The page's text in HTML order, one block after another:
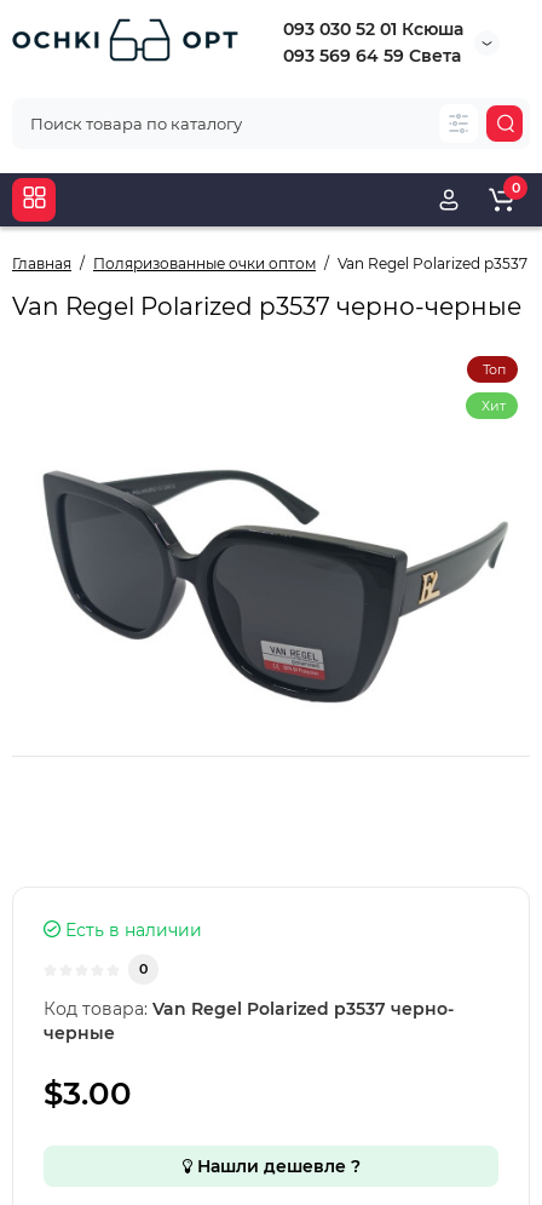
093 030 52 01 Ксюша
093 569 64 59 Света
0
Главная Поляризованные очки оптом Van Regel Polarized p3537
Van Regel Polarized p3537 черно-черные
Топ
Хит
Есть в наличии
0
Код товара: Van Regel Polarized p3537 черно-
черные
$3.00
Нашли дешевле ?